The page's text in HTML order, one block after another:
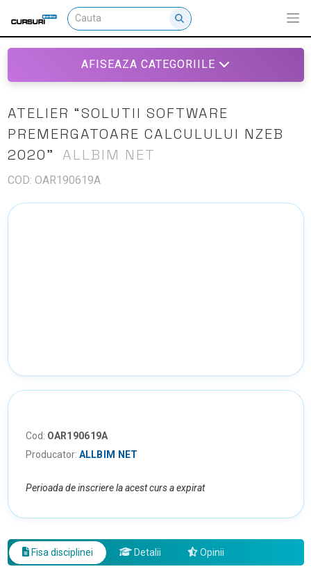
AFISEAZA CATEGORIILE
ATELIER “SOLUTII SOFTWARE
PREMERGATOARE CALCULULUI NZEB
2020”
ALLBIM NET
COD: OAR190619A
Cod: OAR190619A
Producator: ALLBIM NET
Perioada de inscriere la acest curs a expirat
Fisa disciplinei Detalii Opinii